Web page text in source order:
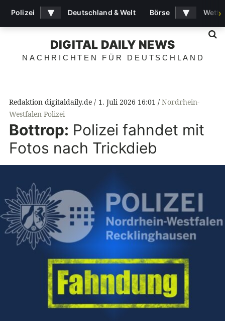
DIGITAL DAILY NEWS
NACHRICHTEN FÜR DEUTSCHLAND
Redaktion digitaldaily.de 1. Juli 2026 16:01
Nordrhein-
Westfalen Polizei
Bottrop: Polizei fahndet mit
Fotos nach Trickdieb
Polizei ▾ Deutschland & Welt Börse ▾ ›